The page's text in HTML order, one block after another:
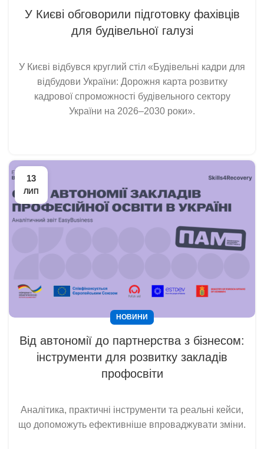
У Києві обговорили підготовку фахівців
для будівельної галузі
У Києві відбувся круглий стіл «Будівельні кадри для
відбудови України: Дорожня карта розвитку
кадрової спроможності будівельного сектору
України на 2026–2030 роки».
13
ЛИП
НОВИНИ
Від автономії до партнерства з бізнесом:
інструменти для розвитку закладів
профосвіти
Аналітика, практичні інструменти та реальні кейси,
що допоможуть ефективніше впроваджувати зміни.